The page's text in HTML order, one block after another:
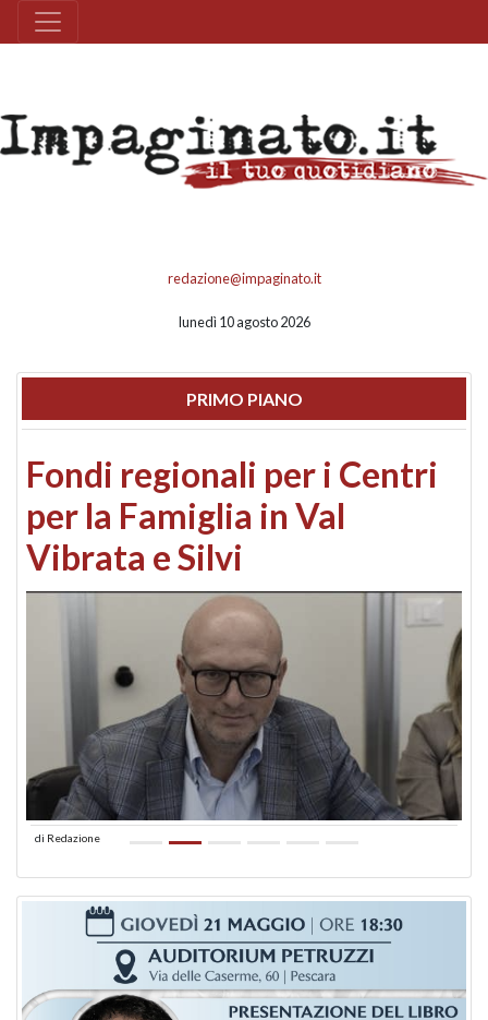
redazione@impaginato.it
lunedì 10 agosto 2026
PRIMO PIANO
Fondi regionali per i Centri
per la Famiglia in Val
Vibrata e Silvi
di Redazione